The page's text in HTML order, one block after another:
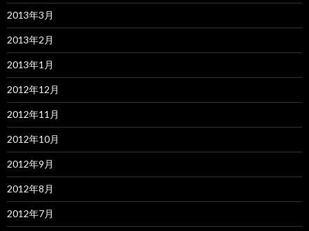
2013年3月
2013年2月
2013年1月
2012年12月
2012年11月
2012年10月
2012年9月
2012年8月
2012年7月